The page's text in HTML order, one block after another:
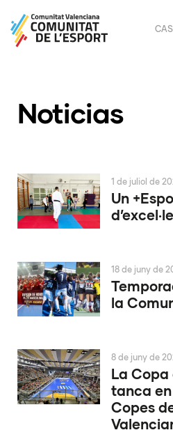
CAS
Noticias
Un
1 de juliol de
la
18 de juny de
La Copa
tanca
Copes
8 de juny de